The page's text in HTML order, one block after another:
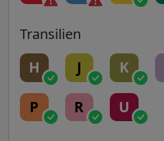
Transilien
H J K
P R U